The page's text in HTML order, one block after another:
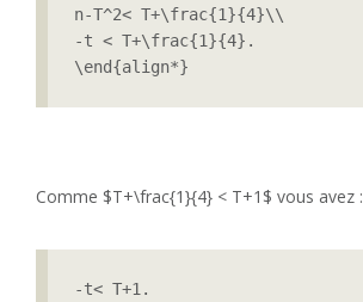
n-T^2< T+\frac{1}{4}\\
-t < T+\frac{1}{4}.
Comme $T+\frac{1}{4} < T+1$ vous avez :
-t< T+1.